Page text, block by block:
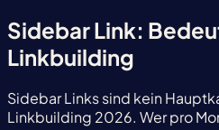
Sidebar Link:
Linkbuilding
Sidebar Links sind kein
Linkbuilding 2026. Wer pro